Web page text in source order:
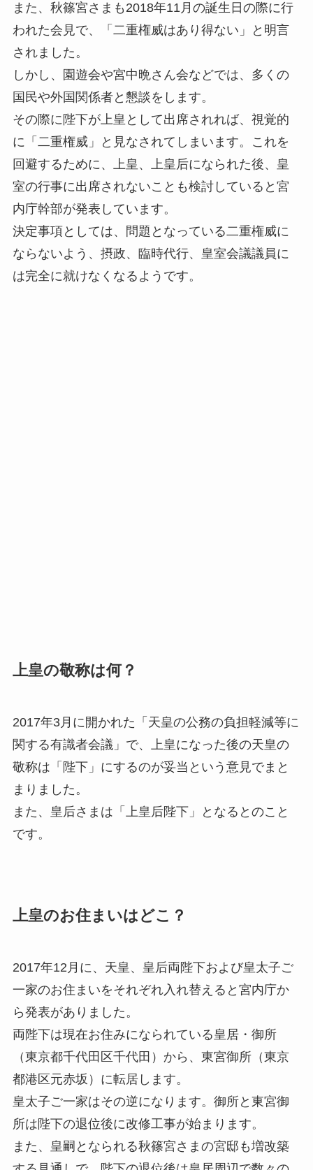
また、秋篠宮さまも2018年11月の誕生日の際に行
われた会見で、「二重権威はあり得ない」と明言
されました。
しかし、園遊会や宮中晩さん会などでは、多くの
国民や外国関係者と懇談をします。
その際に陛下が上皇として出席されれば、視覚的
に「二重権威」と見なされてしまいます。これを
回避するために、上皇、上皇后になられた後、皇
室の行事に出席されないことも検討していると宮
内庁幹部が発表しています。
決定事項としては、問題となっている二重権威に
ならないよう、摂政、臨時代行、皇室会議議員に
は完全に就けなくなるようです。
上皇の敬称は何？
2017年3月に開かれた「天皇の公務の負担軽減等に
関する有識者会議」で、上皇になった後の天皇の
敬称は「陛下」にするのが妥当という意見でまと
まりました。
また、皇后さまは「上皇后陛下」となるとのこと
です。
上皇のお住まいはどこ？
2017年12月に、天皇、皇后両陛下および皇太子ご
一家のお住まいをそれぞれ入れ替えると宮内庁か
ら発表がありました。
両陛下は現在お住みになられている皇居・御所
（東京都千代田区千代田）から、東宮御所（東京
都港区元赤坂）に転居します。
皇太子ご一家はその逆になります。御所と東宮御
所は陛下の退位後に改修工事が始まります。
また、皇嗣となられる秋篠宮さまの宮邸も増改築